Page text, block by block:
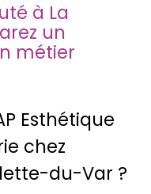
à La
un
métier
Esthétique
chez
du-Var ?